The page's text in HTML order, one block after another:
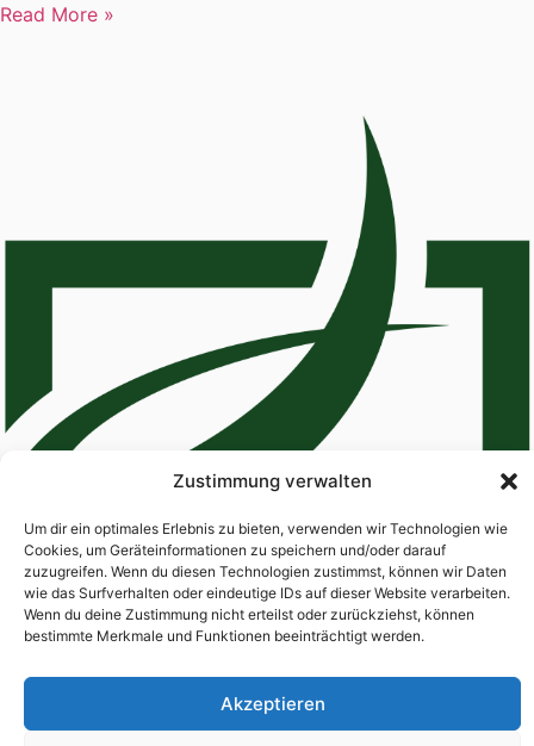
Zustimmung verwalten
Um dir ein optimales Erlebnis zu bieten, verwenden wir Technologien wie
Cookies, um Geräteinformationen zu speichern und/oder darauf
zuzugreifen. Wenn du diesen Technologien zustimmst, können wir Daten
wie das Surfverhalten oder eindeutige IDs auf dieser Website verarbeiten.
Wenn du deine Zustimmung nicht erteilst oder zurückziehst, können
bestimmte Merkmale und Funktionen beeinträchtigt werden.
Akzeptieren
Read More »
Home About Services Contact